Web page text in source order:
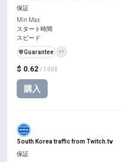
$ 0.62 / 1000
購入
保証
Min Max
スタート時間
スピード
️🛡️Guarantee +1
South Korea traffic from Twitch.tv
保証